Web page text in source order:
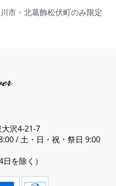
市・北葛飾松伏町のみ限定
沢4-21-7
/ 土・日・祝・祭日 9:00
を除く）